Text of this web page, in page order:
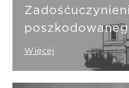
członków
orzecznictwie
powszechnych i
Więcej